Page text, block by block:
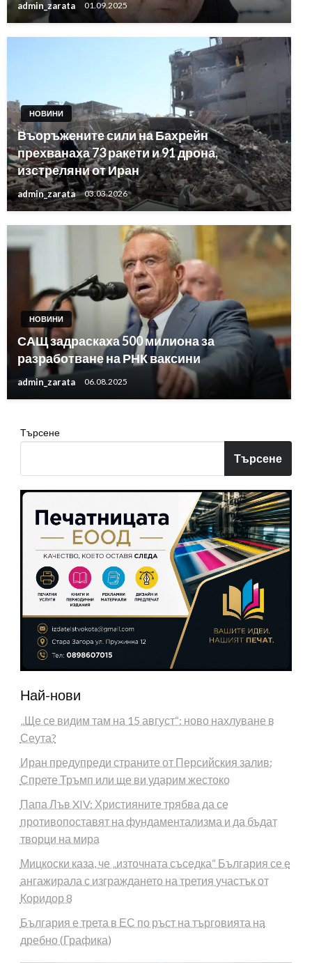
admin_zarata 01.09.2025
НОВИНИ
Въоръжените сили на Бахрейн
прехванаха 73 ракети и 91 дрона,
изстреляни от Иран
admin_zarata 03.03.2026
НОВИНИ
САЩ задраскаха 500 милиона за
разработване на РНК ваксини
admin_zarata 06.08.2025
Търсене
Търсене
Най-нови
„Ще се видим там на 15 август“: ново нахлуване в
Сеута?
Иран предупреди страните от Персийския залив:
Спрете Тръмп или ще ви ударим жестоко
Папа Лъв XIV: Християните трябва да се
противопоставят на фундаментализма и да бъдат
творци на мира
Мицкоски каза, че „източната съседка“ България се е
ангажирала с изграждането на третия участък от
Коридор 8
България е трета в ЕС по ръст на търговията на
дребно (Графика)